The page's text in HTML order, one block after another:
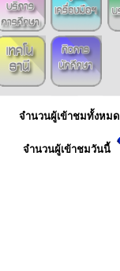
จำนวนผู้เข้าชมทั้งหมด
จำนวนผู้เข้าชมวันนี้